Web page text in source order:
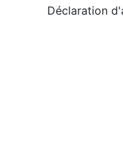
Déclaration